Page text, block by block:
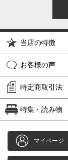
当店の特徴
お客様の声
特定商取引法
特集・読み物
マイページ